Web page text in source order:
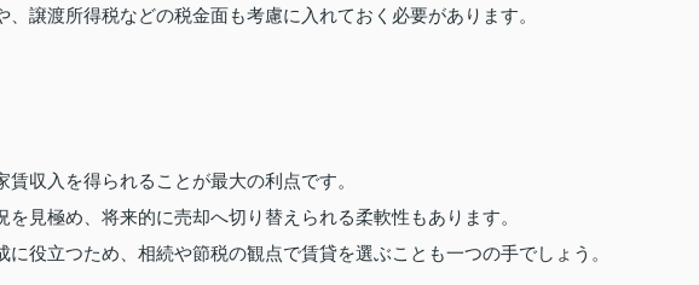
、譲渡所得税などの税金面も考慮に入れておく必要があります。
収入を得られることが最大の利点です。
見極め、将来的に売却へ切り替えられる柔軟性もあります。
役立つため、相続や節税の観点で賃貸を選ぶことも一つの手でしょう。